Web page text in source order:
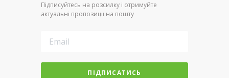
Підписуйтесь на розсилку і отримуйте
актуальні пропозиції на пошту
ПІДПИСАТИСЬ